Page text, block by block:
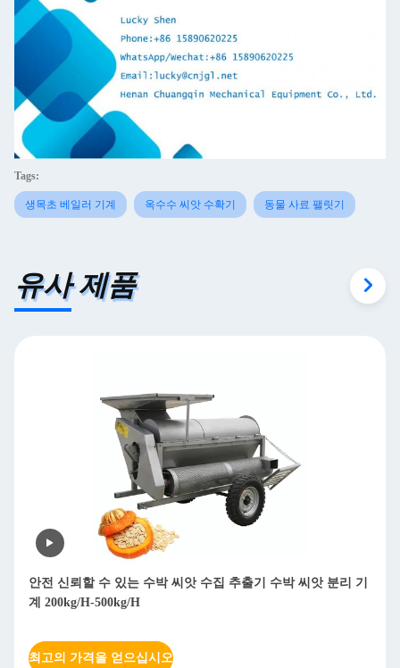
Tags:
생목초 베일러 기계 옥수수 씨앗 수확기 동물 사료 팰릿기
유사 제품
이동식 가닥 목재 쪼개기 디젤 목재 쪼개기 850kg
최고의 가격을 얻으십시오